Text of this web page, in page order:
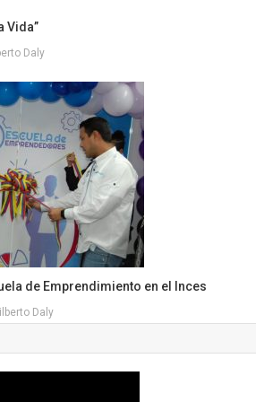
Vida”
Daly
de Emprendimiento en el Inces
Daly